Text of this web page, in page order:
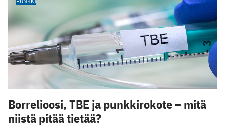
Borrelioosi, TBE ja punkkirokote – mitä
niistä pitää tietää?